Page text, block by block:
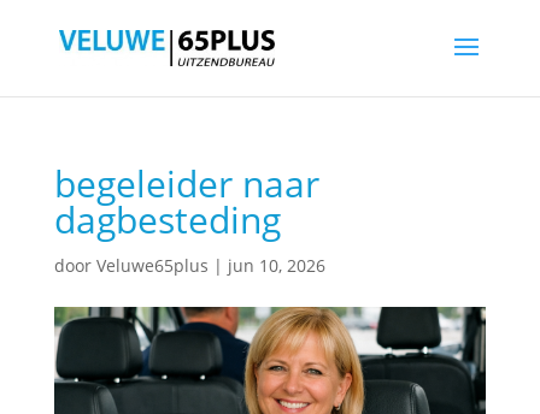
begeleider naar
dagbesteding
door Veluwe65plus | jun 10, 2026